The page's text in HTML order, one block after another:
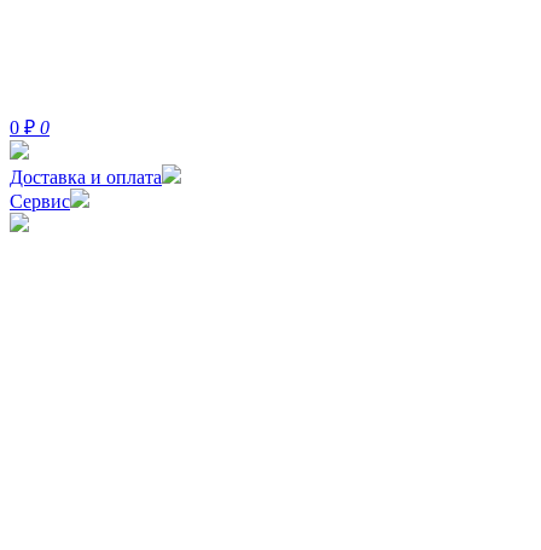
0 ₽ 0
Доставка и оплата
Сервис